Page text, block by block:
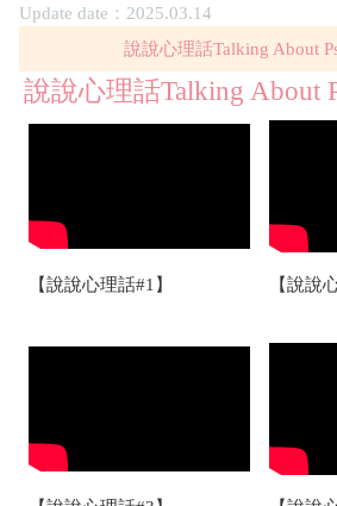
Update date：2025.03.14
說說心理話Talking About
說說心理話Talking About
【說說心理話#1】 【說說